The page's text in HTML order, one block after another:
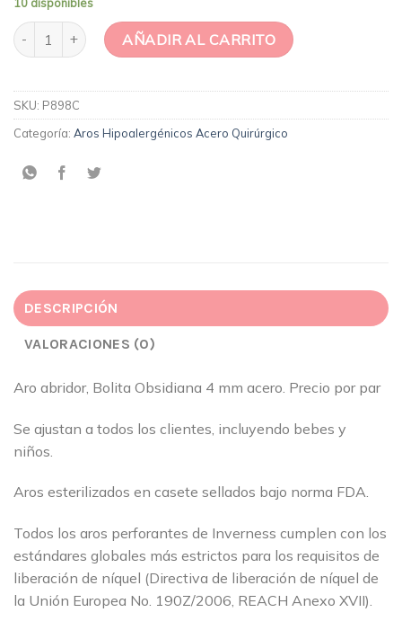
Obsidiana 4 MM cantidadAÑADIR AL CARRITO
SKU: P898C
Categoría: Aros Hipoalergénicos Acero Quirúrgico
DESCRIPCIÓN
VALORACIONES (0)
Aro abridor, Bolita Obsidiana 4 mm acero. Precio por par
Se ajustan a todos los clientes, incluyendo bebes y
niños.
Aros esterilizados en casete sellados bajo norma FDA.
Todos los aros perforantes de Inverness cumplen con los
estándares globales más estrictos para los requisitos de
liberación de níquel (Directiva de liberación de níquel de
la Unión Europea No. 190Z/2006, REACH Anexo XVII).